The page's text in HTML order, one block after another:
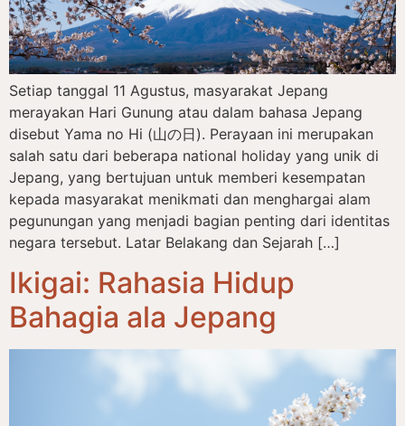
Setiap tanggal 11 Agustus, masyarakat Jepang
merayakan Hari Gunung atau dalam bahasa Jepang
disebut Yama no Hi (山の日). Perayaan ini merupakan
salah satu dari beberapa national holiday yang unik di
Jepang, yang bertujuan untuk memberi kesempatan
kepada masyarakat menikmati dan menghargai alam
pegunungan yang menjadi bagian penting dari identitas
negara tersebut. Latar Belakang dan Sejarah […]
Ikigai: Rahasia Hidup
Bahagia ala Jepang